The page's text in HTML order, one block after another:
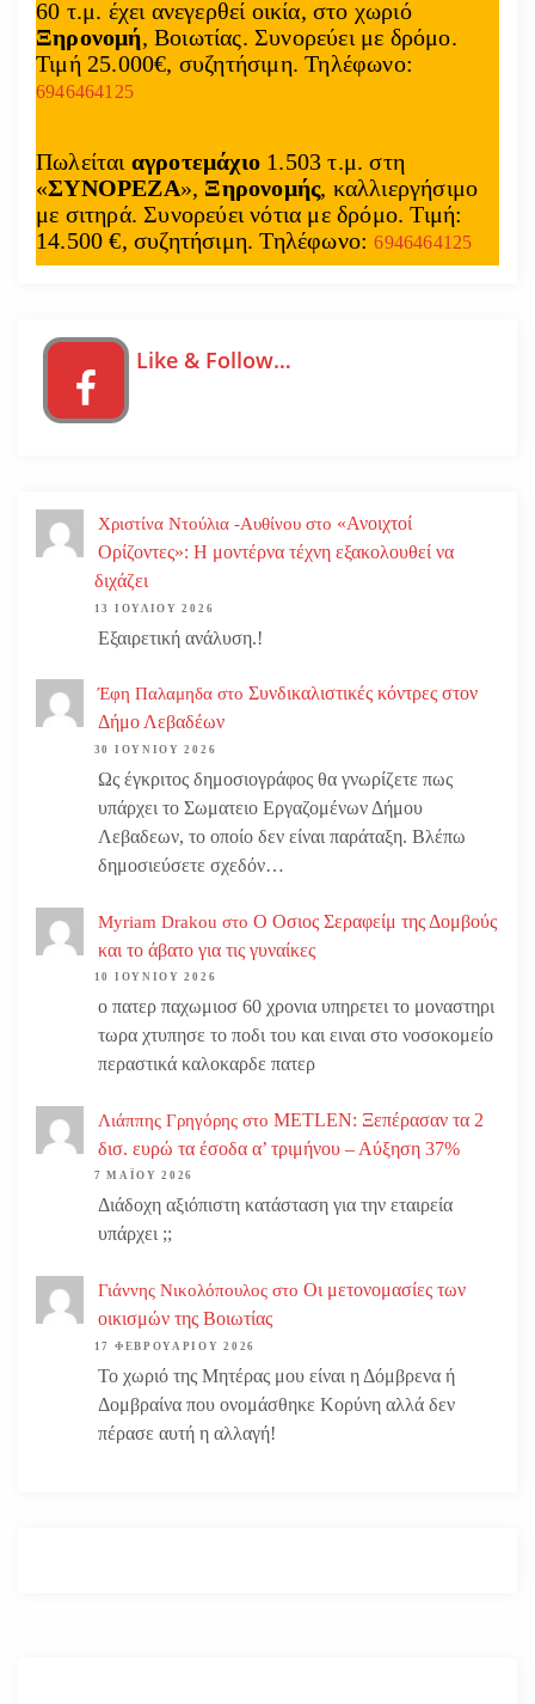
60 τ.μ. έχει ανεγερθεί οικία, στο χωριό
Ξηρονομή, Βοιωτίας. Συνορεύει με δρόμο.
Τιμή 25.000€, συζητήσιμη. Τηλέφωνο:
6946464125
Πωλείται αγροτεμάχιο 1.503 τ.μ. στη
«ΣΥΝΟΡΕΖΑ», Ξηρονομής, καλλιεργήσιμο
με σιτηρά. Συνορεύει νότια με δρόμο. Τιμή:
14.500 €, συζητήσιμη. Τηλέφωνο:6946464125
Like & Follow…
Χριστίνα Ντούλια -Αυθίνου στο «Ανοιχτοί
Ορίζοντες»: Η μοντέρνα τέχνη εξακολουθεί να
διχάζει
13 ΙΟΥΛΊΟΥ 2026
Εξαιρετική ανάλυση.!
Έφη Παλαμηδα στο Συνδικαλιστικές κόντρες στον
Δήμο Λεβαδέων
30 ΙΟΥΝΊΟΥ 2026
Ως έγκριτος δημοσιογράφος θα γνωρίζετε πως
υπάρχει το Σωματειο Εργαζομένων Δήμου
Λεβαδεων, το οποίο δεν είναι παράταξη. Βλέπω
δημοσιεύσετε σχεδόν…
Myriam Drakou στο Ο Οσιος Σεραφείμ της Δομβούς
και το άβατο για τις γυναίκες
10 ΙΟΥΝΊΟΥ 2026
ο πατερ παχωμιοσ 60 χρονια υπηρετει το μοναστηρι
τωρα χτυπησε το ποδι του και ειναι στο νοσοκομείο
περαστικά καλοκαρδε πατερ
Λιάππης Γρηγόρης στο METLEN: Ξεπέρασαν τα 2
δισ. ευρώ τα έσοδα α’ τριμήνου – Αύξηση 37%
7 ΜΑΪ́ΟΥ 2026
Διάδοχη αξιόπιστη κατάσταση για την εταιρεία
υπάρχει ;;
Γιάννης Νικολόπουλος στο Οι μετονομασίες των
οικισμών της Βοιωτίας
17 ΦΕΒΡΟΥΑΡΊΟΥ 2026
Το χωριό της Μητέρας μου είναι η Δόμβρενα ή
Δομβραίνα που ονομάσθηκε Κορύνη αλλά δεν
πέρασε αυτή η αλλαγή!